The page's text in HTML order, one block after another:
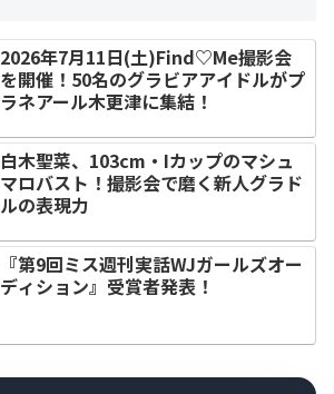
2026年7月11日(土)Find♡Me撮影会
を開催！50名のグラビアアイドルがプ
ラネアール木更津に集結！
白木聖菜、103cm・Iカップのマシュ
マロバスト！撮影会で磨く新人グラド
ルの表現力
『第9回ミス週刊実話WJガールズオー
ディション』受賞者発表！